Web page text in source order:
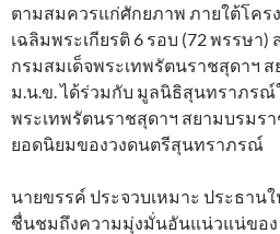
ตามสมควรแก่ศักยภาพ ภายใต้โครง
เฉลิมพระเกียรติ 6 รอบ (72 พรรษา)
กรมสมเด็จพระเทพรัตนราชสุดาฯ
ม.น.ข. ได้ร่วมกับ มูลนิธิสุนทราภรณ์
พระเทพรัตนราชสุดาฯ สยามบรมร
ยอดนิยมของวงดนตรีสุนทราภรณ์
นายขรรค์ ประจวบเหมาะ ประธาน
ชื่นชมถึงความมุ่งมั่นอันแน่วแน่ของ